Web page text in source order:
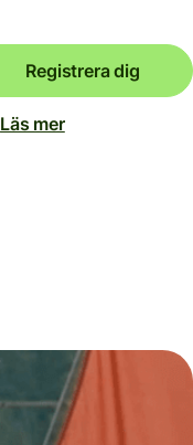
Registrera dig
Läs mer